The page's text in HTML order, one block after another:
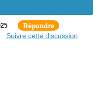
Répondre
Suivre cette discussion